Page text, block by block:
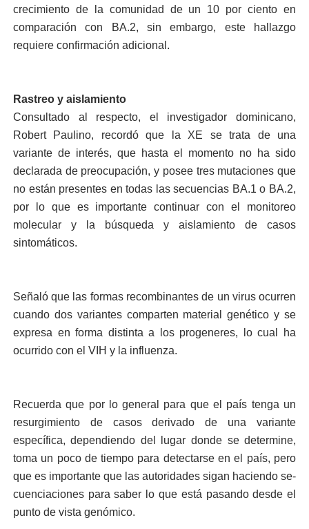
crecimiento de la comunidad de un 10 por ciento en
comparación con BA.2, sin embargo, este ha­llazgo
requiere confirma­ción adicional.
Rastreo y aislamiento
Consultado al respecto, el investigador dominica­no,
Robert Paulino, recor­dó que la XE se trata de una
variante de interés, que hasta el momento no ha sido
declarada de pre­ocupación, y posee tres mutaciones que
no están presentes en todas las se­cuencias BA.1 o BA.2,
por lo que es importante con­tinuar con el monitoreo
molecular y la búsque­da y aislamiento de casos
sintomáticos.
Señaló que las formas re­combinantes de un virus ocurren
cuando dos va­riantes comparten material genético y se
expresa en forma distinta a los proge­neres, lo cual ha
ocurrido con el VIH y la influenza.
Recuerda que por lo ge­neral para que el país ten­ga un
resurgimiento de casos derivado de una va­riante
específica, depen­diendo del lugar donde se determine,
toma un poco de tiempo para detectarse en el país, pero
que es im­portante que las autori­dades sigan haciendo se­
cuenciaciones para saber lo que está pasando des­de el
punto de vista genó­mico.